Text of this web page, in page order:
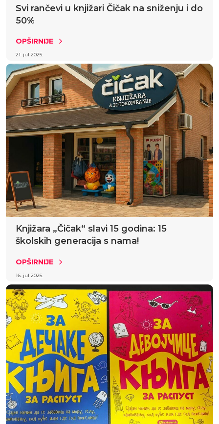
Svi rančevi u knjižari Čičak na sniženju i do
50%
OPŠIRNIJE
21. jul 2025.
Knjižara „Čičak“ slavi 15 godina: 15
školskih generacija s nama!
OPŠIRNIJE
16. jul 2025.